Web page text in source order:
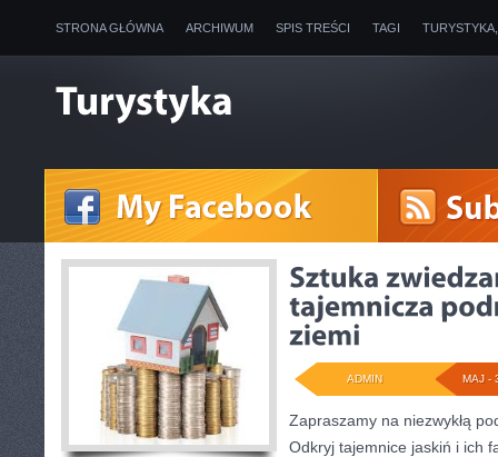
STRONA GŁÓWNA ARCHIWUM SPIS TREŚCI TAGI
MAJ -
ADMIN
Zapraszamy na niezwykłą
Odkryj tajemnice jaskiń i ich